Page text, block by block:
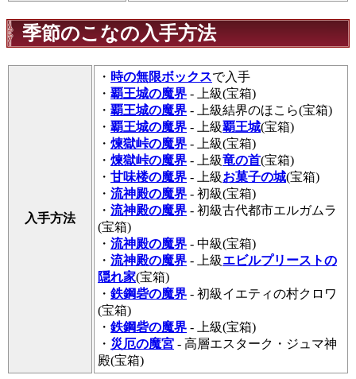
季節のこなの入手方法
入手方法
・ 時の無限ボックスで入手
・ 覇王城の魔界 - 上級(宝箱)
・ 覇王城の魔界 - 上級結界のほこら(宝箱)
・ 覇王城の魔界 - 上級覇王城(宝箱)
・ 煉獄峠の魔界 - 上級(宝箱)
・ 煉獄峠の魔界 - 上級竜の首(宝箱)
・ 甘味楼の魔界 - 上級お菓子の城(宝箱)
・ 流神殿の魔界 - 初級(宝箱)
・ 流神殿の魔界 - 初級古代都市エルガムラ
(宝箱)
・ 流神殿の魔界 - 中級(宝箱)
・ 流神殿の魔界 - 上級エビルプリーストの
隠れ家(宝箱)
・ 鉄鋼砦の魔界 - 初級イエティの村クロワ
(宝箱)
・ 鉄鋼砦の魔界 - 上級(宝箱)
・ 災厄の魔宮 - 高層エスターク・ジュマ神
殿(宝箱)